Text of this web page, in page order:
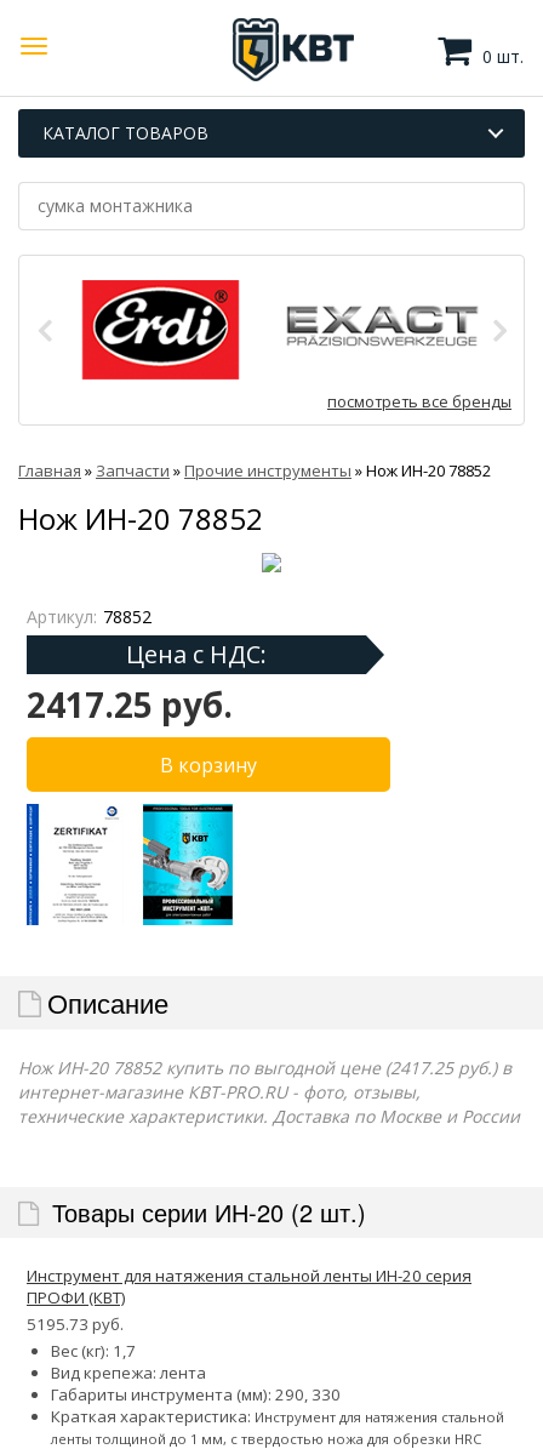
0 шт.
КАТАЛОГ ТОВАРОВ
посмотреть все бренды
Главная » Запчасти »Прочие инструменты »Нож ИН-20 78852
Нож ИН-20 78852
Артикул: 78852
Цена с НДС:
2417.25 руб.
Описание
Нож ИН-20 78852 купить по выгодной цене (2417.25 руб.) в
интернет-магазине КВТ-PRO.RU - фото, отзывы,
технические характеристики. Доставка по Москве и России
Товары серии ИН-20 (2 шт.)
Инструмент для натяжения стальной ленты ИН-20 серия
ПРОФИ (КВТ)
5195.73 руб.
Вес (кг): 1,7
Вид крепежа: лента
Габариты инструмента (мм): 290, 330
Краткая характеристика: Инструмент для натяжения стальной
ленты толщиной до 1 мм, с твердостью ножа для обрезки HRC